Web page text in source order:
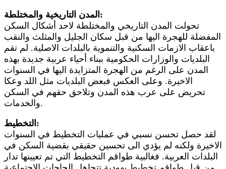
المدن التاريخية والمختلطة:
تحولت المدن التاريخي والمختلطة لاحد أشكال السكن
المفضلة للهجرة اليها من قبل سكان الجليل والمثلث والنقب
باعقاب الازمات السكنية والتنموية بالبلدات الاصلية. لم تقم
البلديات والوزارات الحكومية ببناء أحياء عربية جديدة بهذه
المدن على الرغم من الهجرة المتزايدة اليها في السنوات
الاخيرة. وعلى العكس فبعض البلديات مثل اللد وعكا
تحريض على عرب هذه المدن وتلاحق حقهم في السكن
والخدمات.
التخطيط:
لقد حصل تحسن نسبي في عمليات التخطيط في السنوات
الاخيرة ولكنه لم يؤدي الى تحسين حقيقي بقضية السكن في
البلدات العربية. فغالبية طواقم التخطيط التي تم تعيينها تدار